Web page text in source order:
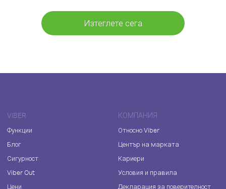
Изтеглете сега
VIBER
Функции
Блог
Сигурност
Viber Out
Цени
КОМПАНИЯ
Относно Viber
Център на марката
Кариери
Условия и правила
Декларация за поверителност